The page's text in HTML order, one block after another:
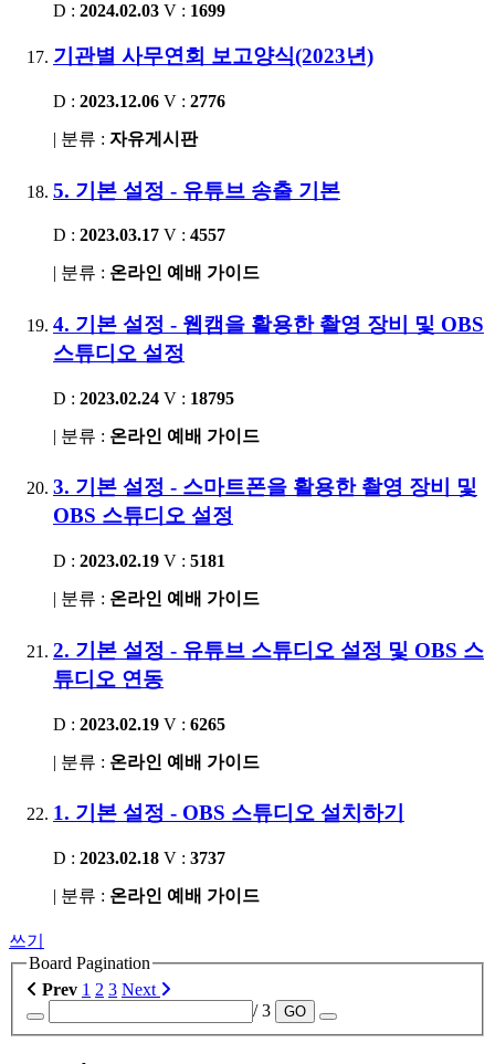
D : 2024.02.03 V : 1699
기관별 사무연회 보고양식(2023년)
D : 2023.12.06 V : 2776
| 분류 : 자유게시판
5. 기본 설정 - 유튜브 송출 기본
D : 2023.03.17 V : 4557
| 분류 : 온라인 예배 가이드
4. 기본 설정 - 웹캠을 활용한 촬영 장비 및 OBS
스튜디오 설정
D : 2023.02.24 V : 18795
| 분류 : 온라인 예배 가이드
3. 기본 설정 - 스마트폰을 활용한 촬영 장비 및
OBS 스튜디오 설정
D : 2023.02.19 V : 5181
| 분류 : 온라인 예배 가이드
2. 기본 설정 - 유튜브 스튜디오 설정 및 OBS 스
튜디오 연동
D : 2023.02.19 V : 6265
| 분류 : 온라인 예배 가이드
1. 기본 설정 - OBS 스튜디오 설치하기
D : 2023.02.18 V : 3737
| 분류 : 온라인 예배 가이드
쓰기
Board Pagination
Prev 1 2 3 Next
/ 3
GO